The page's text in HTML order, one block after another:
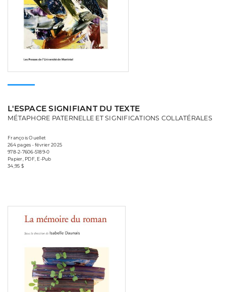
L'ESPACE SIGNIFIANT DU TEXTE
MÉTAPHORE PATERNELLE ET SIGNIFICATIONS COLLATÉRALES
François Ouellet
264 pages • février 2025
978-2-7606-5189-0
Papier, PDF, E-Pub
34,95 $